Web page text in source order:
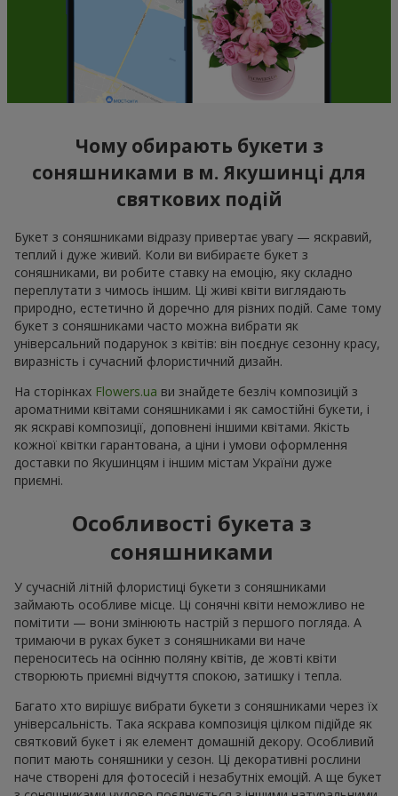
Чому обирають букети з
соняшниками в м. Якушинці для
святкових подій
Букет з соняшниками відразу привертає увагу — яскравий,
теплий і дуже живий. Коли ви вибираєте букет з
соняшниками, ви робите ставку на емоцію, яку складно
переплутати з чимось іншим. Ці живі квіти виглядають
природно, естетично й доречно для різних подій. Саме тому
букет з соняшниками часто можна вибрати як
універсальний подарунок з квітів: він поєднує сезонну красу,
виразність і сучасний флористичний дизайн.
На сторінках Flowers.ua ви знайдете безліч композицій з
ароматними квітами соняшниками і як самостійні букети, і
як яскраві композиції, доповнені іншими квітами. Якість
кожної квітки гарантована, а ціни і умови оформлення
доставки по Якушинцям і іншим містам України дуже
приємні.
Особливості букета з
соняшниками
У сучасній літній флористиці букети з соняшниками
займають особливе місце. Ці сонячні квіти неможливо не
помітити — вони змінюють настрій з першого погляда. А
тримаючи в руках букет з соняшниками ви наче
переноситесь на осінню поляну квітів, де жовті квіти
створюють приємні відчуття спокою, затишку і тепла.
Багато хто вирішує вибрати букети з соняшниками через їх
універсальність. Така яскрава композиція цілком підійде як
святковий букет і як елемент домашній декору. Особливий
попит мають соняшники у сезон. Ці декоративні рослини
наче створені для фотосесій і незабутніх емоцій. А ще букет